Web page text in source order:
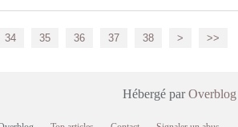
34 35 36 37 38 > >>
Hébergé parOverblog